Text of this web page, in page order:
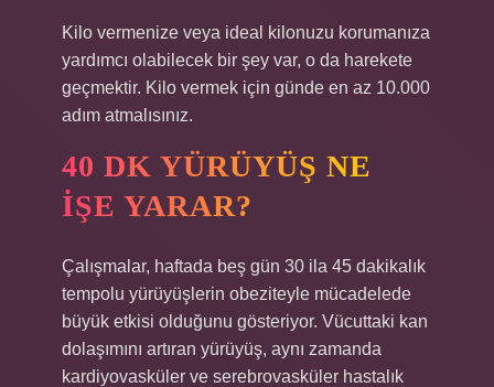
Kilo vermenize veya ideal kilonuzu korumanıza
yardımcı olabilecek bir şey var, o da harekete
geçmektir. Kilo vermek için günde en az 10.000
adım atmalısınız.
40 DK YÜRÜYÜŞ NE
IŞE YARAR?
Çalışmalar, haftada beş gün 30 ila 45 dakikalık
tempolu yürüyüşlerin obeziteyle mücadelede
büyük etkisi olduğunu gösteriyor. Vücuttaki kan
dolaşımını artıran yürüyüş, aynı zamanda
kardiyovasküler ve serebrovasküler hastalık